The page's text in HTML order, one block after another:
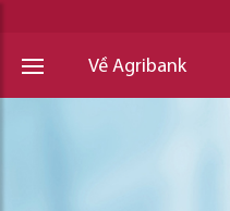
Về Agribank